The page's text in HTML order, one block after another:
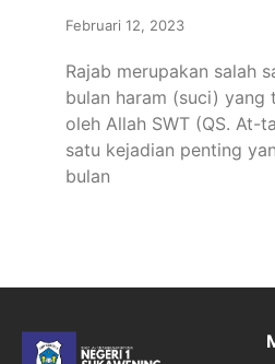
Februari 12, 2023
Rajab merupakan salah
bulan haram (suci) yang
oleh Allah SWT (QS. At-
satu kejadian penting
bulan